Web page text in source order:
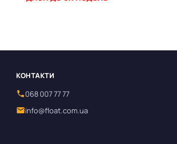
КОНТАКТИ
068 007 77 77
info@float.com.ua